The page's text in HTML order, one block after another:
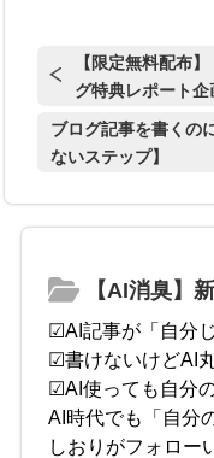
【限定無料配布
グ特典レポート企
ブログ記事を書くの
ないステップ】
【AI消臭】
☑AI記事が「自分
☑書けないけどAI
☑AI使っても自分
AI時代でも「自分
しおりがフォロー